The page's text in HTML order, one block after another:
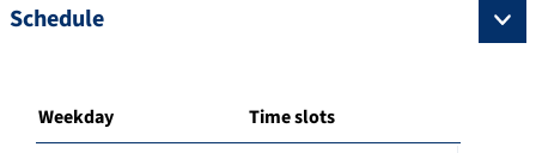
Schedule
Weekday Time slots